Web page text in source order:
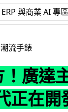
ERP 與商業 AI 專區
潮流手錶
！廣達
正在開